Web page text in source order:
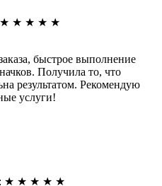
★ ★ ★ ★ ★
быстрое выполнение
Получила то, что
результатом. Рекомендую
услуги!
: ★ ★ ★ ★ ★